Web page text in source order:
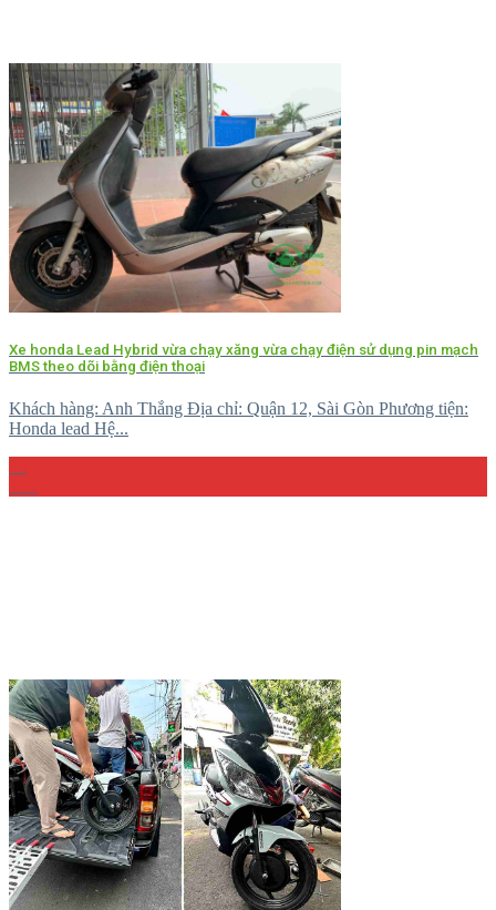
Xe honda Lead Hybrid vừa chạy xăng vừa chạy điện sử dụng pin mạch
BMS theo dõi bằng điện thoại
Khách hàng: Anh Thắng Địa chỉ: Quận 12, Sài Gòn Phương tiện:
Honda lead Hệ...